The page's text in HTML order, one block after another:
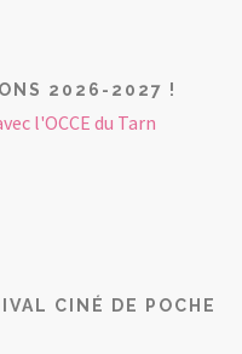
2026-2027 !
l'OCCE du Tarn
CINÉ DE POCHE